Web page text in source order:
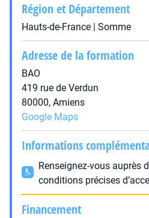
Région et Département
Hauts-de-France | Somme
Adresse de la formation
BAO
419 rue de Verdun
80000, Amiens
Google Maps
Informations
Renseignez-vous auprès
conditions précises
Financement